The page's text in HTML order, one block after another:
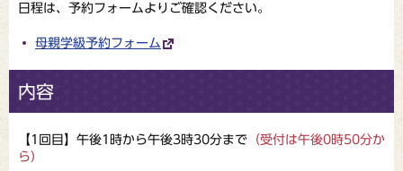
日程は、予約フォームよりご確認ください。
母親学級予約フォーム
内容
【1回目】午後1時から午後3時30分まで （受付は午後0時50分か
ら）